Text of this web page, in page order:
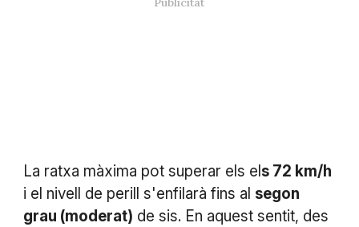
La ratxa màxima pot superar els el s 72 km/h
i el nivell de perill s'enfilarà fins al segon
grau (moderat) de sis. En aquest sentit, des